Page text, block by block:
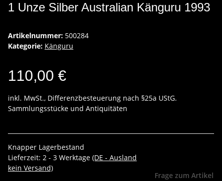
1 Unze Silber Australian Känguru 1993
Artikelnummer: 500284
Kategorie: Känguru
110,00 €
inkl. MwSt., Differenzbesteuerung nach §25a UStG.
Sammlungsstücke und Antiquitäten
Knapper Lagerbestand
Lieferzeit: 2 - 3 Werktage (DE - Ausland
kein Versand)
Frage zum Artikel